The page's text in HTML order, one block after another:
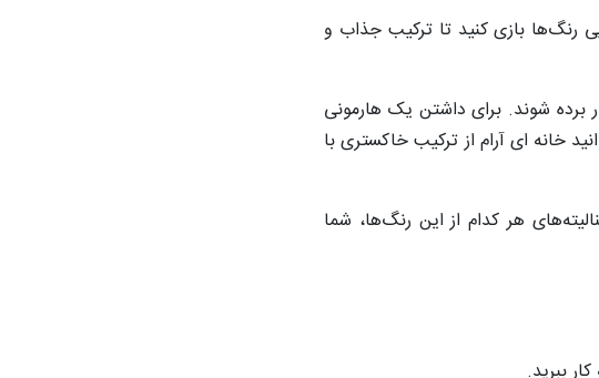
رنگ‌ها بازی کنید تا ترکیب جذاب و
برده شوند. برای داشتن یک هارمونی
خانه ای آرام از ترکیب خاکستری با
هر کدام از این رنگ‌ها، شما
ببرید.